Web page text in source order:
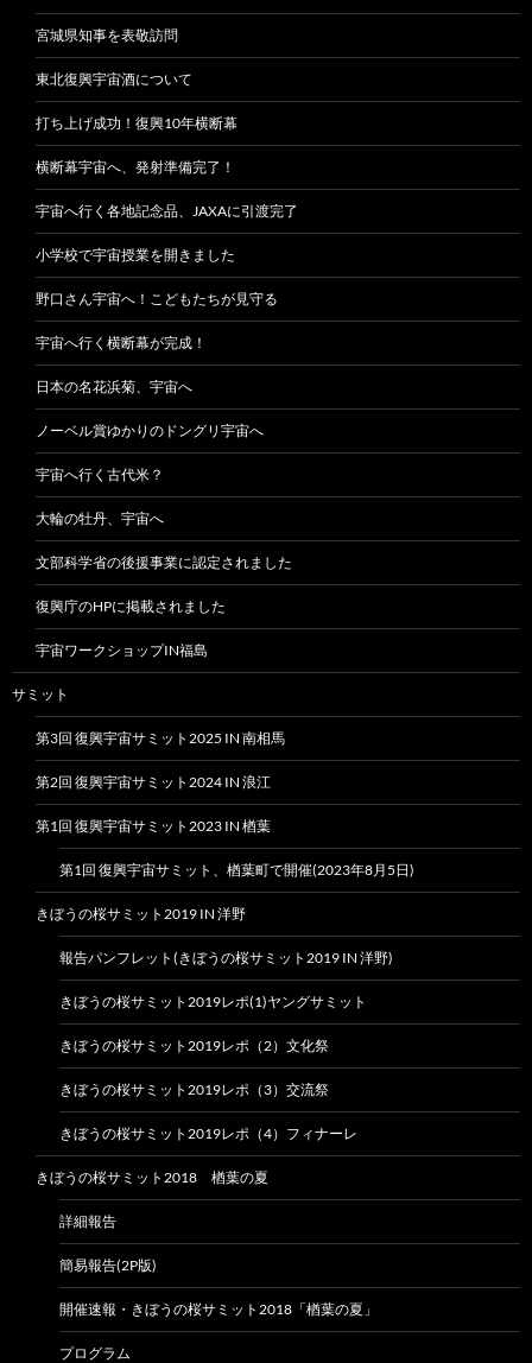
宮城県知事を表敬訪問
東北復興宇宙酒について
打ち上げ成功！復興10年横断幕
横断幕宇宙へ、発射準備完了！
宇宙へ行く各地記念品、JAXAに引渡完了
小学校で宇宙授業を開きました
野口さん宇宙へ！こどもたちが見守る
宇宙へ行く横断幕が完成！
日本の名花浜菊、宇宙へ
ノーベル賞ゆかりのドングリ宇宙へ
宇宙へ行く古代米？
大輪の牡丹、宇宙へ
文部科学省の後援事業に認定されました
復興庁のHPに掲載されました
宇宙ワークショップIN福島
サミット
第3回 復興宇宙サミット2025 IN 南相馬
第2回 復興宇宙サミット2024 IN 浪江
第1回 復興宇宙サミット2023 IN 楢葉
第1回 復興宇宙サミット、楢葉町で開催(2023年8月5日)
きぼうの桜サミット2019 IN 洋野
報告パンフレット(きぼうの桜サミット2019 IN 洋野)
きぼうの桜サミット2019レポ(1)ヤングサミット
きぼうの桜サミット2019レポ（2）文化祭
きぼうの桜サミット2019レポ（3）交流祭
きぼうの桜サミット2019レポ（4）フィナーレ
きぼうの桜サミット2018 楢葉の夏
詳細報告
簡易報告(2P版)
開催速報・きぼうの桜サミット2018「楢葉の夏」
プログラム